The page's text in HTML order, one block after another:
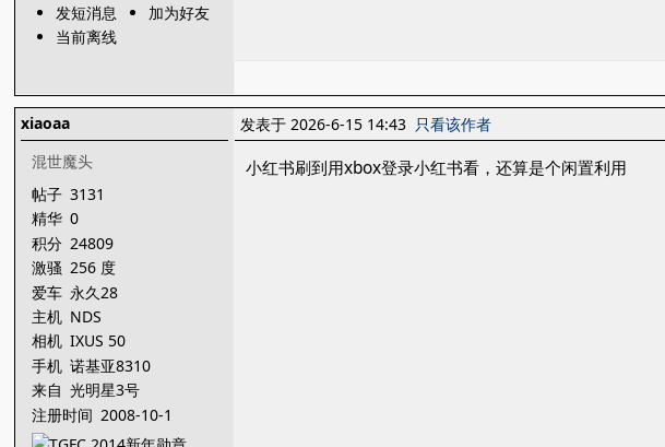
发短消息
加为好友
当前离线
xiaoaa
混世魔头
帖子 3131
精华 0
积分 24809
激骚 256 度
爱车 永久28
主机 NDS
相机 IXUS 50
手机 诺基亚8310
来自 光明星3号
注册时间 2008-10-1
发表于 2026-6-15 14:43 只看该作者
小红书刷到用xbox登录小红书看，还算是个闲置利用